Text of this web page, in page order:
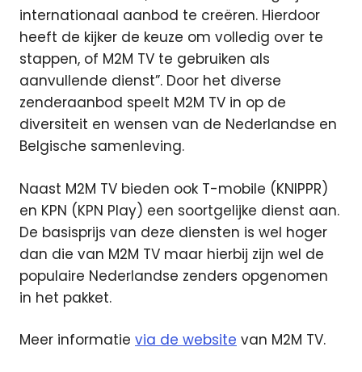
internationaal aanbod te creëren. Hierdoor
heeft de kijker de keuze om volledig over te
stappen, of M2M TV te gebruiken als
aanvullende dienst”. Door het diverse
zenderaanbod speelt M2M TV in op de
diversiteit en wensen van de Nederlandse en
Belgische samenleving.
Naast M2M TV bieden ook T-mobile (KNIPPR)
en KPN (KPN Play) een soortgelijke dienst aan.
De basisprijs van deze diensten is wel hoger
dan die van M2M TV maar hierbij zijn wel de
populaire Nederlandse zenders opgenomen
in het pakket.
Meer informatie via de website van M2M TV.